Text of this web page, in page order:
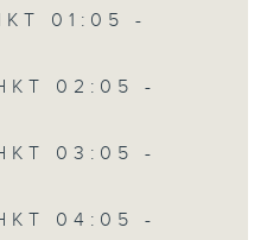
01:05 -
02:05 -
03:05 -
04:05 -